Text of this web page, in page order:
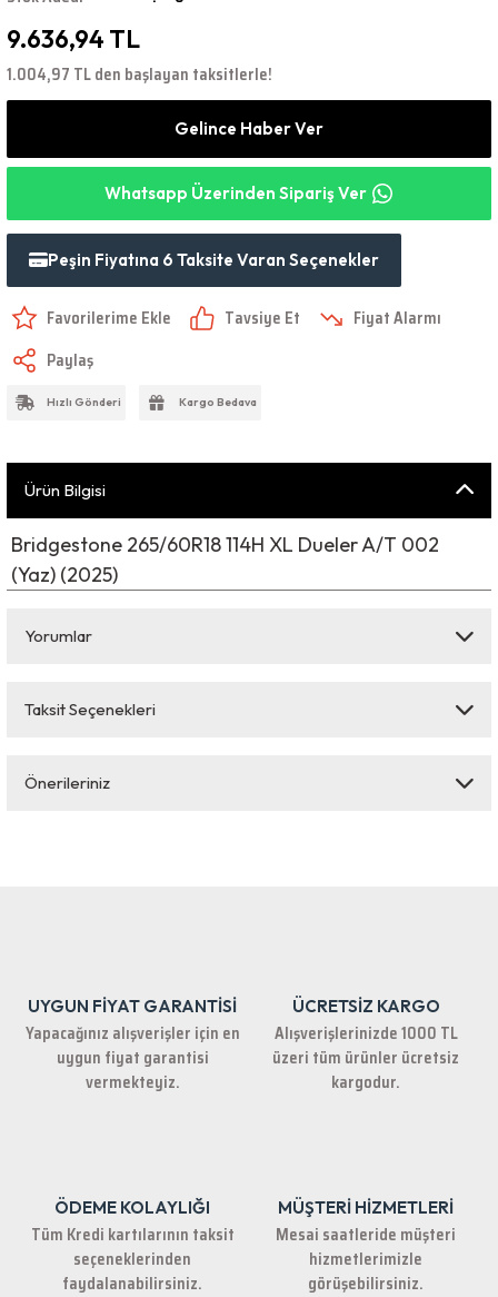
9.636,94 TL
1.004,97 TL den başlayan taksitlerle!
Gelince Haber Ver
Whatsapp Üzerinden Sipariş Ver
Peşin Fiyatına 6 Taksite Varan Seçenekler
Tavsiye Et
Fiyat Alarmı
Paylaş
Hızlı Gönderi Kargo Bedava
Ürün Bilgisi
Bridgestone 265/60R18 114H XL Dueler A/T 002
(Yaz) (2025)
Yorumlar
Bu ürüne ilk yorumu siz yapın!
Taksit Seçenekleri
Önerileriniz
Ürün bilgilerinde hatalar bulunuyor.
Ürün fiyatı diğer sitelerden daha pahalı.
Bu ürüne benzer farklı alternatifler olmalı.
UYGUN FİYAT GARANTİSİ
Yapacağınız alışverişler için en
uygun fiyat garantisi
vermekteyiz.
ÜCRETSİZ KARGO
Alışverişlerinizde 1000 TL
üzeri tüm ürünler ücretsiz
kargodur.
ÖDEME KOLAYLIĞI
Tüm Kredi kartılarının taksit
seçeneklerinden
faydalanabilirsiniz.
MÜŞTERİ HİZMETLERİ
Mesai saatleride müşteri
hizmetlerimizle
görüşebilirsiniz.